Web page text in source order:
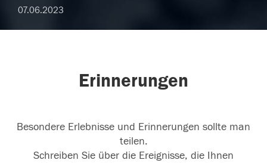
07.06.2023
Erinnerungen
Besondere Erlebnisse und Erinnerungen sollte man
teilen.
Schreiben Sie über die Ereignisse, die Ihnen